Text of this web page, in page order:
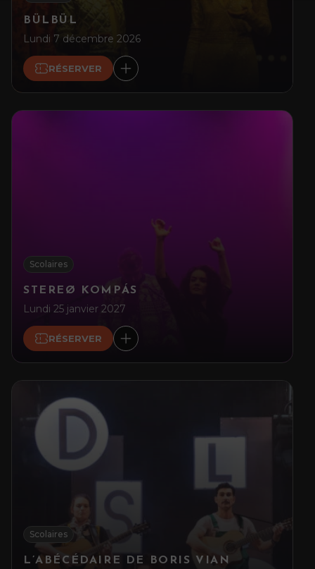
BÜLBÜL
Lundi 7 décembre 2026
RÉSERVER
Scolaires
STEREØ KOMPÁS
Lundi 25 janvier 2027
RÉSERVER
Scolaires
L’ABÉCÉDAIRE DE BORIS VIAN